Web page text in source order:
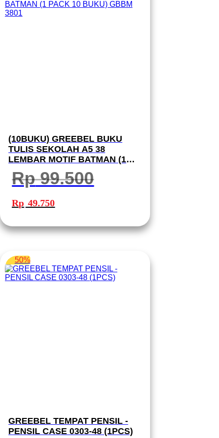
(10BUKU) GREEBEL BUKU
TULIS SEKOLAH A5 38
LEMBAR MOTIF BATMAN (1
PACK 10 BUKU) GBBM 3801
Rp99.500
Harga
aslinya
adalah:
Rp 49.750ini
50%
GREEBEL TEMPAT PENSIL -
PENSIL CASE 0303-48 (1PCS)